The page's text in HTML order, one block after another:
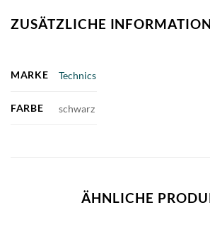
ZUSÄTZLICHE
MARKE Technics
FARBE schwarz
ÄHNLICHE